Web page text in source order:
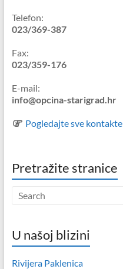
Telefon:
023/369-387
Fax:
023/359-176
E-mail:
info@opcina-starigrad.hr
Pogledajte sve kontakte
Pretražite stranice
U našoj blizini
Rivijera Paklenica